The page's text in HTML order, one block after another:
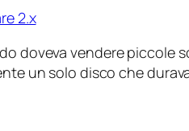
2.x
doveva vendere piccole
un solo disco che